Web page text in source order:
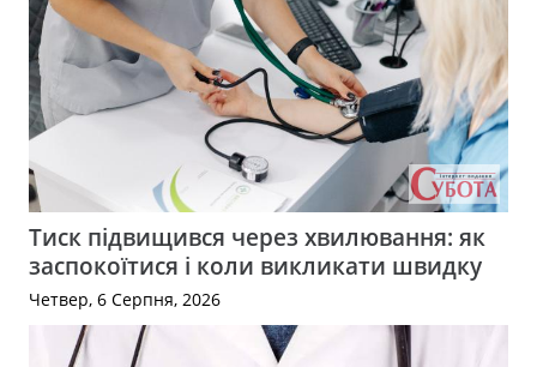
Тиск підвищився через хвилювання: як
заспокоїтися і коли викликати швидку
Четвер, 6 Серпня, 2026